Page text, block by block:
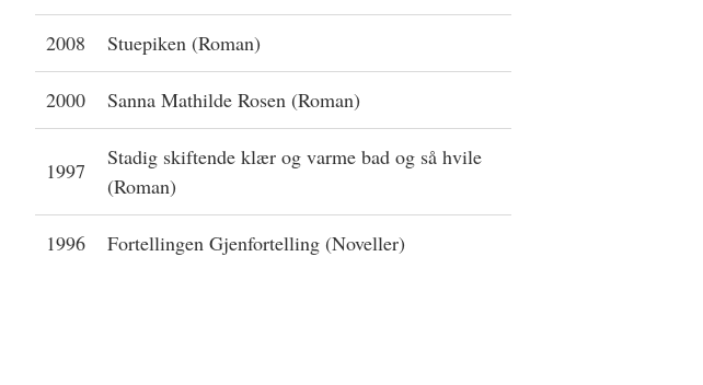
2008 Stuepiken (Roman)
2000 Sanna Mathilde Rosen (Roman)
1997
Stadig skiftende klær og varme bad og så hvile
(Roman)
1996 Fortellingen Gjenfortelling (Noveller)